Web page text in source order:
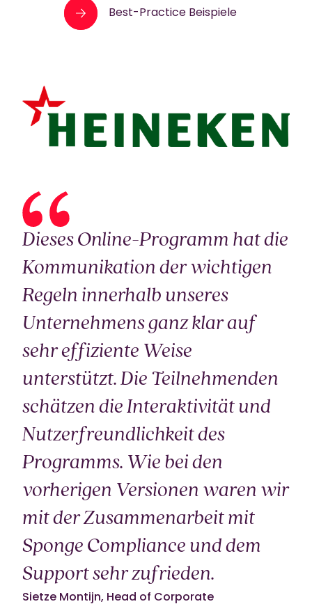
Best-Practice Beispiele
Dieses Online-Programm hat die
Kommunikation der wichtigen
Regeln innerhalb unseres
Unternehmens ganz klar auf
sehr effiziente Weise
unterstützt. Die Teilnehmenden
schätzen die Interaktivität und
Nutzerfreundlichkeit des
Programms. Wie bei den
vorherigen Versionen waren wir
mit der Zusammenarbeit mit
Sponge Compliance und dem
Support sehr zufrieden.
Sietze Montijn, Head of Corporate